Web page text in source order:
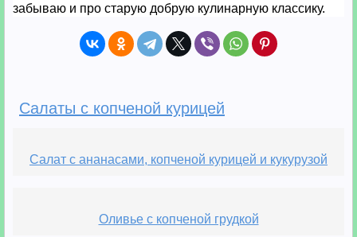
забываю и про старую добрую кулинарную классику.
Салаты с копченой курицей
Салат с ананасами, копченой курицей и кукурузой
Оливье с копченой грудкой